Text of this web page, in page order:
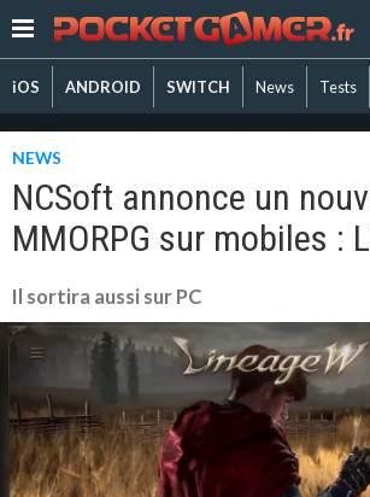
iOS ANDROID SWITCH News Tests
NEWS
NCSoft annonce un
MMORPG sur mobiles :
Il sortira aussi sur PC